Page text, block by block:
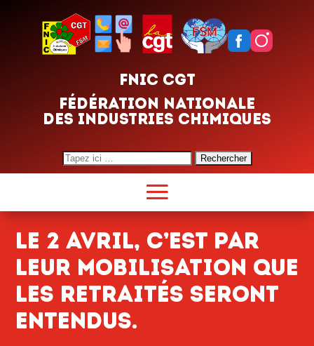
FNIC CGT
FÉDÉRATION NATIONALE
DES INDUSTRIES CHIMIQUES
Search
for:
le 2 avril, c’est par
leur mobilisation que
les retraités seront
entendus.